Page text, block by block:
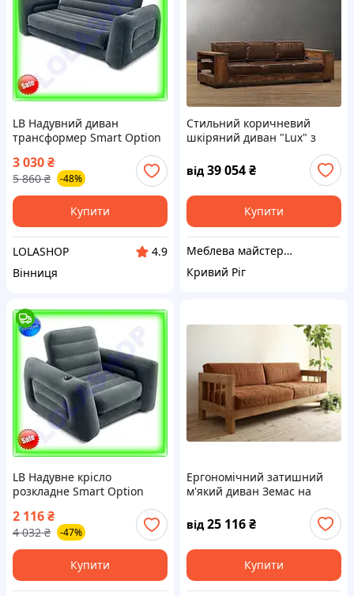
LB Надувний диван
трансформер Smart Option
сірий розкладний диван
для дому та в SIM-4K9
3 030₴
5 860 ₴ -48%
Купити
LOLASHOP
4.9
Вінниця
Стильний коричневий
шкіряний диван "Lux" з
нерозкладний, за
індивідуальними розмірами
від 39 054₴
Купити
Меблева майстерня JecksonLOFT
Кривий Ріг
LB Надувне крісло
розкладне Smart Option
для відпочинку та кемпінгу
диван для SIM-4K9
2 116₴
4 032 ₴ -47%
Купити
Ергономічний затишний
м'який диван Земас на
нерозкладний, з масиву
натурального дерева
від 25 116₴
Купити